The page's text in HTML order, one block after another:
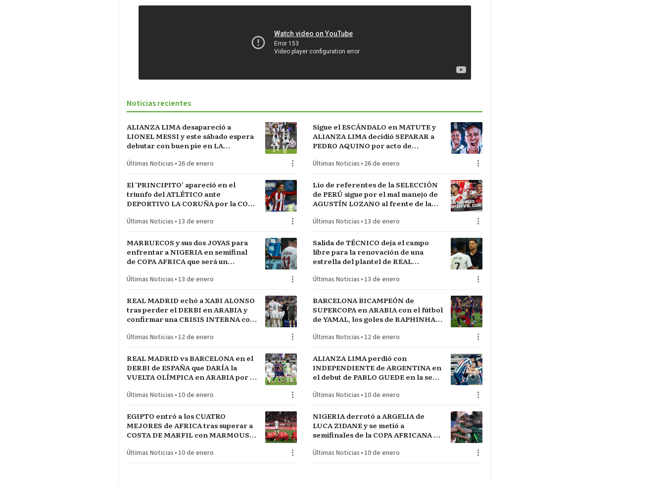
Noticias recientes
ALIANZA LIMA desapareció a
LIONEL MESSI y este sábado espera
debutar con buen pie en LA
Últimas Noticias • 26 de enero
Sigue el ESCÁNDALO en MATUTE y
ALIANZA LIMA decidió SEPARAR a
PEDRO AQUINO por acto de
Últimas Noticias • 26 de enero
El ‘PRINCIPITO’ apareció en el
triunfo del ATLÉTICO ante
DEPORTIVO LA CORUÑA por la COPA
Últimas Noticias • 13 de enero
Lío de referentes de la SELECCIÓN
de PERÚ sigue por el mal manejo de
AGUSTÍN LOZANO al frente de la
Últimas Noticias • 13 de enero
MARRUECOS y sus dos JOYAS para
enfrentar a NIGERIA en semifinal
de COPA AFRICA que será un
reservado
Últimas Noticias • 13 de enero
Salida de TÉCNICO deja el campo
libre para la renovación de una
estrella del plantel de REAL
Últimas Noticias • 13 de enero
REAL MADRID echó a XABI ALONSO
tras perder el DERBI en ARABIA y
confirmar una CRISIS INTERNA con
Últimas Noticias • 12 de enero
BARCELONA BICAMPEÓN de
SUPERCOPA en ARABIA con el fútbol
de YAMAL, los goles de RAPHINHA y
Últimas Noticias • 12 de enero
REAL MADRID vs BARCELONA en el
DERBI de ESPAÑA que DARÍA la
VUELTA OLÍMPICA en ARABIA por el
Últimas Noticias • 10 de enero
ALIANZA LIMA perdió con
INDEPENDIENTE de ARGENTINA en
el debut de PABLO GUEDE en la serie
Últimas Noticias • 10 de enero
EGIPTO entró a los CUATRO
MEJORES de AFRICA tras superar a
COSTA DE MARFIL con MARMOUSH
Últimas Noticias • 10 de enero
NIGERIA derrotó a ARGELIA de
LUCA ZIDANE y se metió a
semifinales de la COPA AFRICANA de
Últimas Noticias • 10 de enero